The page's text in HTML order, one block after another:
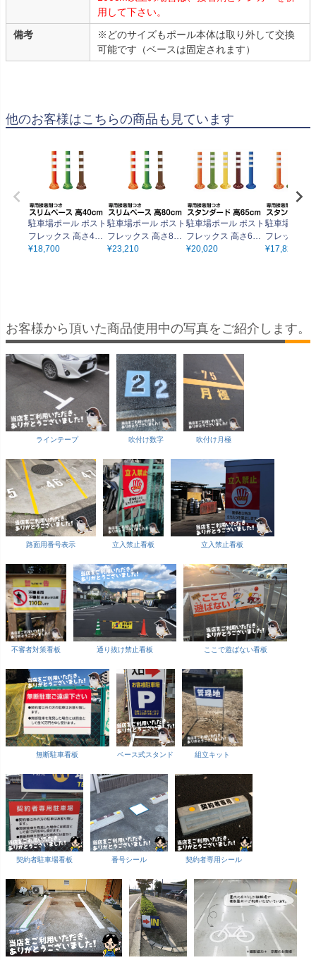
用して下さい。
備考
※どのサイズもポール本体は取り外して交換
可能です（ベースは固定されます）
他のお客様はこちらの商品も見ています
駐車場ポール ポスト
フレックス 高さ40c
m スリムベースタイ
¥18,700
駐車場ポール ポスト
フレックス 高さ80c
m スリムベースタイ
¥23,210
駐車場ポール ポスト
フレックス 高さ65c
m スタンダードタイ
¥20,020
駐車場ポー
フレックス
m スタンダ
¥17,820
お客様から頂いた商品使用中の写真をご紹介します。
ラインテープ 吹付け数字 吹付け月極
路面用番号表示 立入禁止看板 立入禁止看板
不審者対策看板 通り抜け禁止看板 ここで遊ばない看板
無断駐車看板 ベース式スタンド 組立キット
契約者駐車場看板 番号シール 契約者専用シール